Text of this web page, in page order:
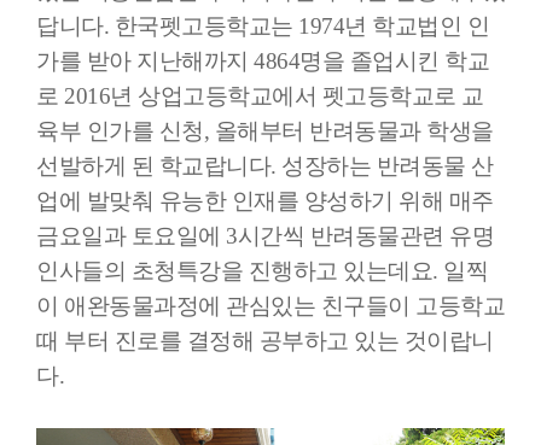
답니다. 한국펫고등학교는 1974년 학교법인 인
가를 받아 지난해까지 4864명을 졸업시킨 학교
로 2016년 상업고등학교에서 펫고등학교로 교
육부 인가를 신청, 올해부터 반려동물과 학생을
선발하게 된 학교랍니다. 성장하는 반려동물 산
업에 발맞춰 유능한 인재를 양성하기 위해 매주
금요일과 토요일에 3시간씩 반려동물관련 유명
인사들의 초청특강을 진행하고 있는데요. 일찍
이 애완동물과정에 관심있는 친구들이 고등학교
때 부터 진로를 결정해 공부하고 있는 것이랍니
다.